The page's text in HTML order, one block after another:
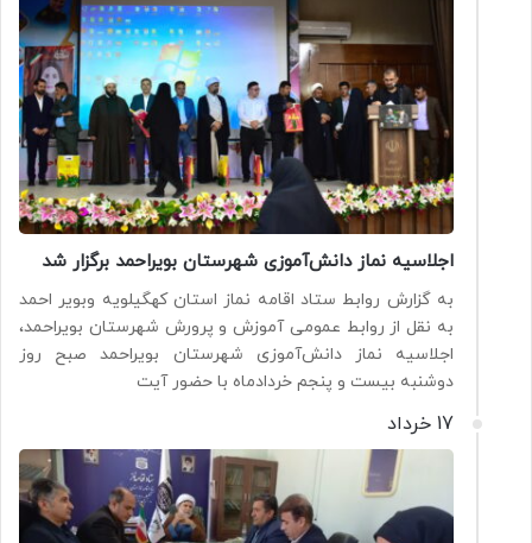
اجلاسیه نماز دانش‌آموزی شهرستان بویراحمد برگزار شد
به گزارش روابط ستاد اقامه نماز استان کهگیلویه وبویر احمد
به نقل از روابط عمومی آموزش و پرورش شهرستان بویراحمد،
اجلاسیه نماز دانش‌آموزی شهرستان بویراحمد صبح روز
دوشنبه بیست و پنجم خردادماه با حضور آیت‌
17 خرداد